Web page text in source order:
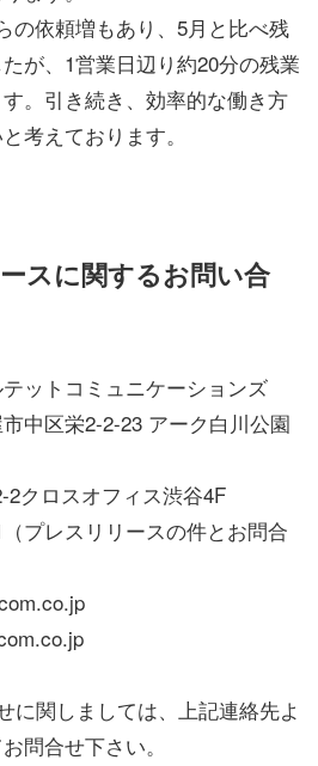
の依頼増もあり、5月と比べ残
が、1営業日辺り約20分の残業
。引き続き、効率的な働き方
考えております。
スに関するお問い合
ットコミュニケーションズ
中区栄2-2-23 アーク白川公園
クロスオフィス渋谷4F
プレスリリースの件とお問合
関しましては、上記連絡先よ
問合せ下さい。